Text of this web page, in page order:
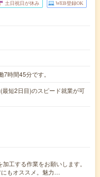
土日祝日が休み WEB登録OK
時間45分です。
短2日目)のスピード就業が可
工する作業をお願いします。
もオススメ。魅力…